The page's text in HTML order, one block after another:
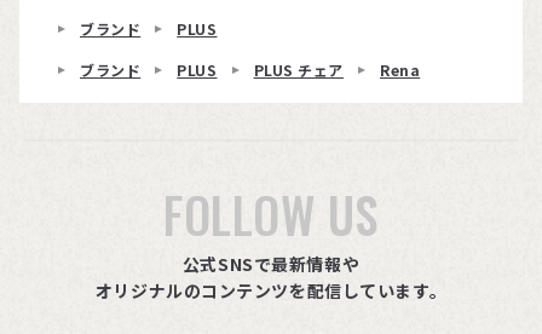
ブランド
PLUS
ブランド
PLUS PLUS チェア Rena
FOLLOW US
公式SNSで最新情報や
オリジナルのコンテンツを配信しています。